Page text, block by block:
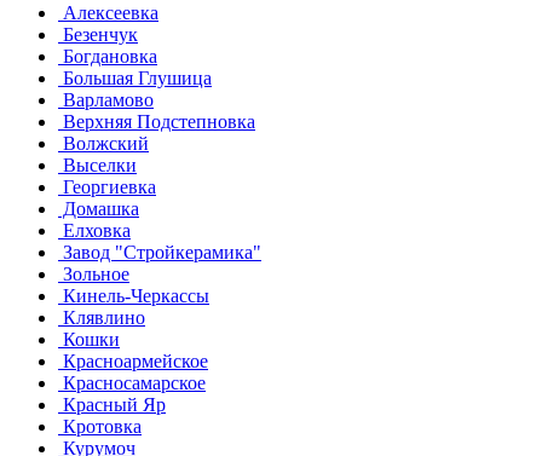
Алексеевка
Безенчук
Богдановка
Большая Глушица
Варламово
Верхняя Подстепновка
Волжский
Выселки
Георгиевка
Домашка
Елховка
Завод "Стройкерамика"
Зольное
Кинель-Черкассы
Клявлино
Кошки
Красноармейское
Красносамарское
Красный Яр
Кротовка
Курумоч